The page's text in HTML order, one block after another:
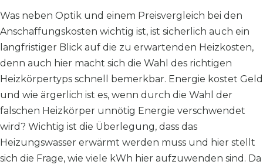
Was neben Optik und einem Preisvergleich bei den
Anschaffungskosten wichtig ist, ist sicherlich auch ein
langfristiger Blick auf die zu erwartenden Heizkosten,
denn auch hier macht sich die Wahl des richtigen
Heizkörpertyps schnell bemerkbar. Energie kostet Geld
und wie ärgerlich ist es, wenn durch die Wahl der
falschen Heizkörper unnötig Energie verschwendet
wird? Wichtig ist die Überlegung, dass das
Heizungswasser erwärmt werden muss und hier stellt
sich die Frage, wie viele kWh hier aufzuwenden sind. Da